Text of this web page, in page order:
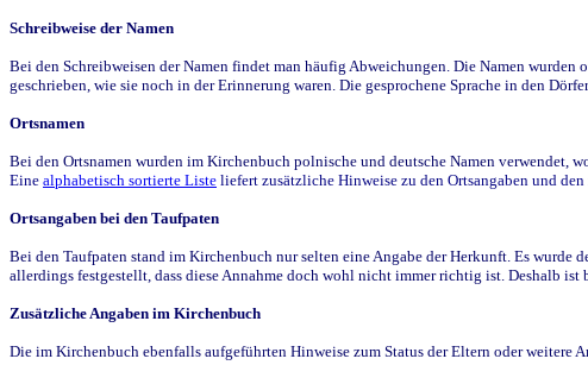
Schreibweise der Namen
Bei den Schreibweisen der Namen findet man häufig Abweichungen. Die Namen wurden
geschrieben, wie sie noch in der Erinnerung waren. Die gesprochene Sprache in den
Ortsnamen
Bei den Ortsnamen wurden im Kirchenbuch polnische und deutsche Namen verwendet,
Eine alphabetisch sortierte Liste liefert zusätzliche Hinweise zu den Ortsangaben und
Ortsangaben bei den Taufpaten
Bei den Taufpaten stand im Kirchenbuch nur selten eine Angabe der Herkunft. Es wurde
allerdings festgestellt, dass diese Annahme doch wohl nicht immer richtig ist. Deshalb ist
Zusätzliche Angaben im Kirchenbuch
Die im Kirchenbuch ebenfalls aufgeführten Hinweise zum Status der Eltern oder weitere